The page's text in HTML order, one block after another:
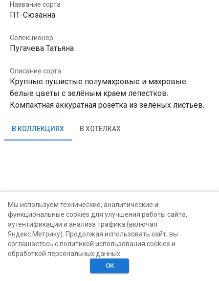
Название сорта
ПТ-Сюзанна
Селекционер
Пугачева Татьяна
Описание сорта
Крупные пушистые полумахровые и махровые
белые цветы с зелёным краем лепестков.
Компактная аккуратная розетка из зелёных листьев.
В КОЛЛЕКЦИЯХ В ХОТЕЛКАХ
Хотелки
Мы используем технические, аналитические и
функциональные cookies для улучшения работы сайта,
аутентификации и анализа трафика (включая
Яндекс.Метрику). Продолжая использовать сайт, вы
соглашаетесь с политикой использования cookies и
обработкой персональных данных.
ОК